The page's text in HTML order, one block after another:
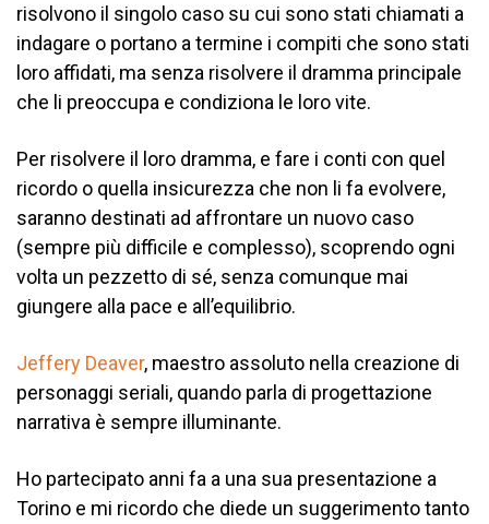
risolvono il singolo caso su cui sono stati chiamati a
indagare o portano a termine i compiti che sono stati
loro affidati, ma senza risolvere il dramma principale
che li preoccupa e condiziona le loro vite.
Per risolvere il loro dramma, e fare i conti con quel
ricordo o quella insicurezza che non li fa evolvere,
saranno destinati ad affrontare un nuovo caso
(sempre più difficile e complesso), scoprendo ogni
volta un pezzetto di sé, senza comunque mai
giungere alla pace e all’equilibrio.
Jeffery Deaver, maestro assoluto nella creazione di
personaggi seriali, quando parla di progettazione
narrativa è sempre illuminante.
Ho partecipato anni fa a una sua presentazione a
Torino e mi ricordo che diede un suggerimento tanto